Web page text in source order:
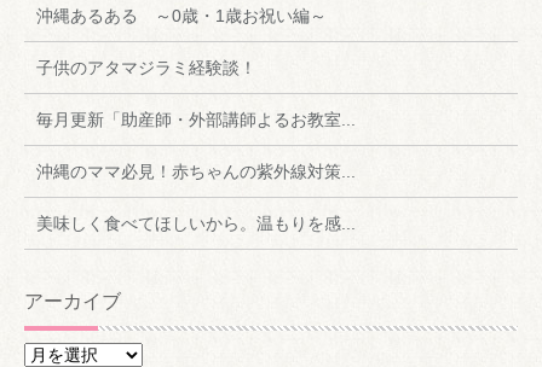
沖縄あるある ～0歳・1歳お祝い編～
子供のアタマジラミ経験談！
毎月更新「助産師・外部講師よるお教室...
沖縄のママ必見！赤ちゃんの紫外線対策...
美味しく食べてほしいから。温もりを感...
アーカイブ
ア